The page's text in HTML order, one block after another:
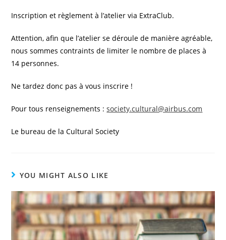
Inscription et règlement à l’atelier via ExtraClub.
Attention, afin que l’atelier se déroule de manière agréable,
nous sommes contraints de limiter le nombre de places à
14 personnes.
Ne tardez donc pas à vous inscrire !
Pour tous renseignements :society.cultural@airbus.com
Le bureau de la Cultural Society
YOU MIGHT ALSO LIKE